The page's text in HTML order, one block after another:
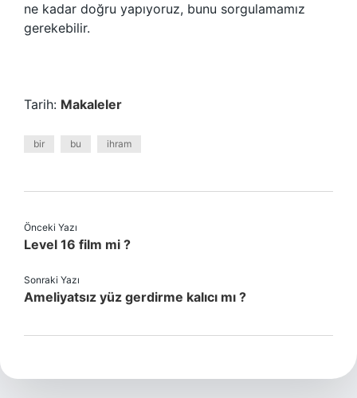
ne kadar doğru yapıyoruz, bunu sorgulamamız
gerekebilir.
Tarih: Makaleler
bir bu ihram
Önceki Yazı
Level 16 film mi ?
Sonraki Yazı
Ameliyatsız yüz gerdirme kalıcı mı ?